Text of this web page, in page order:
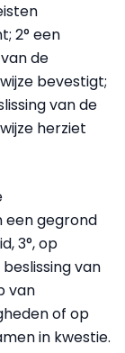
2° een
de
bevestigt;
van de
herziet
een gegrond
3°, op
van
van
of op
in kwestie.